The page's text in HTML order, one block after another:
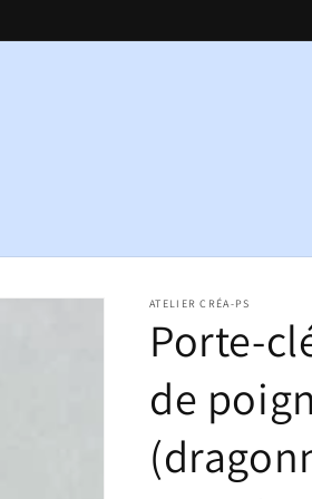
ATELIER CRÉA-PS
Porte-
de